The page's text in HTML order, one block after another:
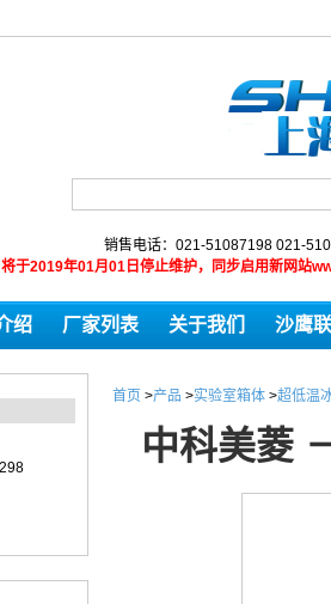
销售电话：021-51087198 021-
于2019年01月01日停止维护，同步启用新网站
绍 厂家列表 关于我们 沙鹰
首页 >产品 >实验室箱体 >超低温
中科美菱